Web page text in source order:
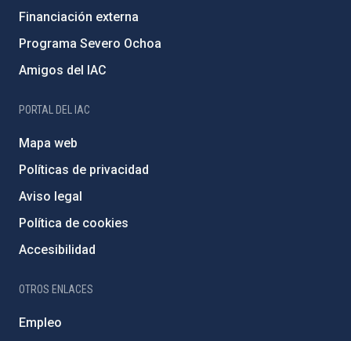
Financiación externa
Programa Severo Ochoa
Amigos del IAC
PORTAL DEL IAC
Mapa web
Políticas de privacidad
Aviso legal
Política de cookies
Accesibilidad
OTROS ENLACES
Empleo